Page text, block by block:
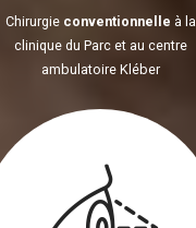
Chirurgie conventionnelle à la
clinique du Parc et au centre
ambulatoire Kléber